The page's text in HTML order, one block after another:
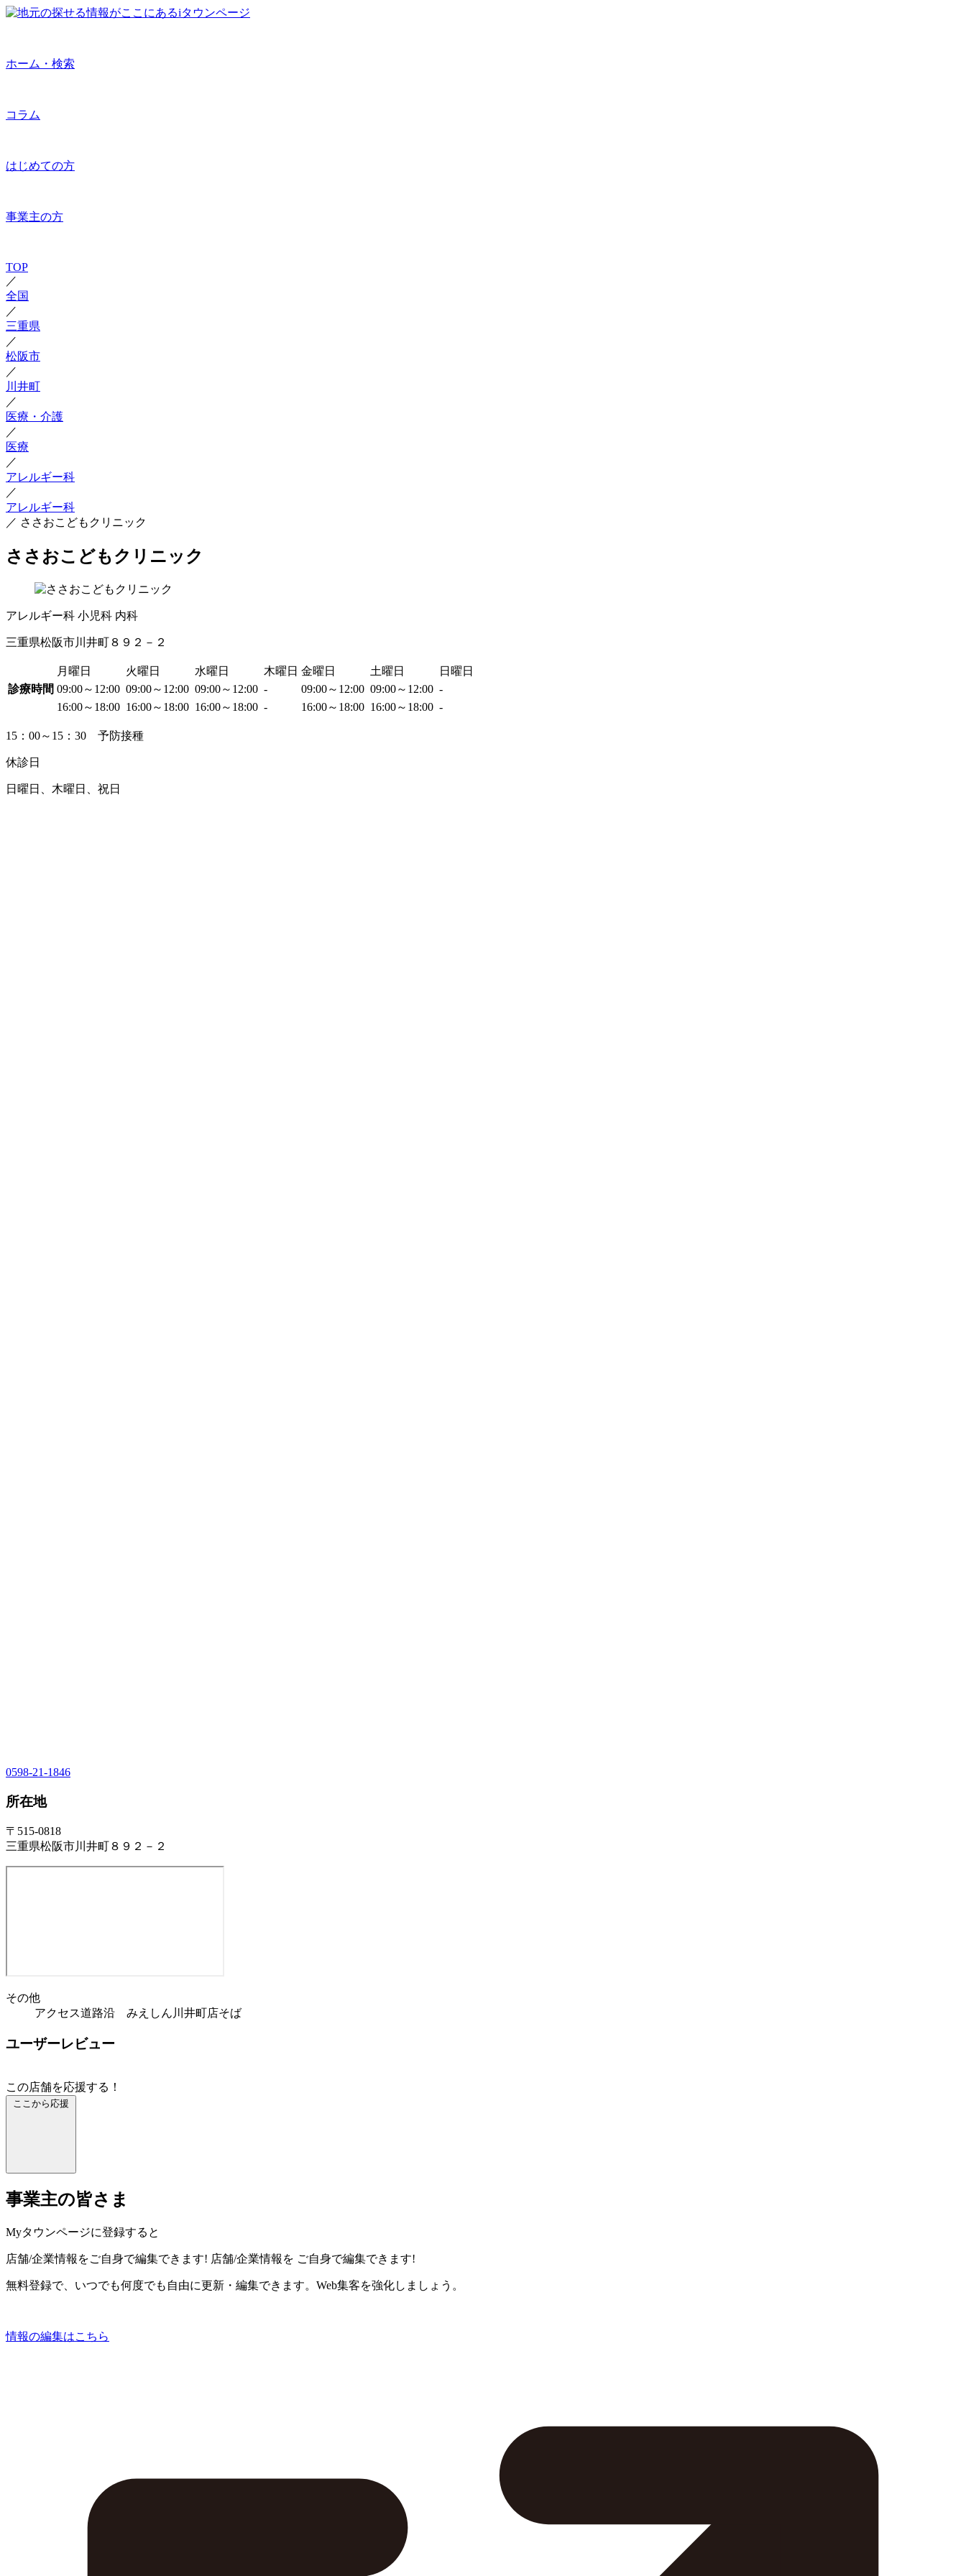
ホーム・検索
コラム
はじめての方
事業主の方
TOP
／
全国
／
三重県
／
松阪市
／
川井町
／
医療・介護
／
医療
／
アレルギー科
／
アレルギー科
／ ささおこどもクリニック
ささおこどもクリニック
アレルギー科 小児科 内科
三重県松阪市川井町８９２－２
月曜日 火曜日 水曜日 木曜日 金曜日 土曜日
日曜日
診療時間 09:00～12:00 09:00～12:00 09:00～12:00 - 09:00～12:00 09:00～12:00 -
16:00～18:00 16:00～18:00 16:00～18:00 - 16:00～18:00 16:00～18:00 -
15：00～15：30 予防接種
休診日
日曜日、木曜日、祝日
0598-21-1846
所在地
〒515-0818
三重県松阪市川井町８９２－２
その他
アクセス道路沿 みえしん川井町店そば
ユーザーレビュー
この店舗を応援する！
ここから応援
事業主の皆さま
Myタウンページに登録すると
店舗/企業情報をご自身で編集できます! 店舗/企業情報を ご自身で編集できます!
無料登録で、いつでも何度でも自由に更新・編集できます。Web集客を強化しましょう。
情報の編集はこちら